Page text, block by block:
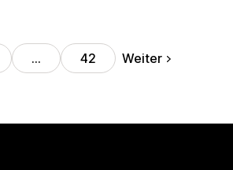
… 42 Weiter